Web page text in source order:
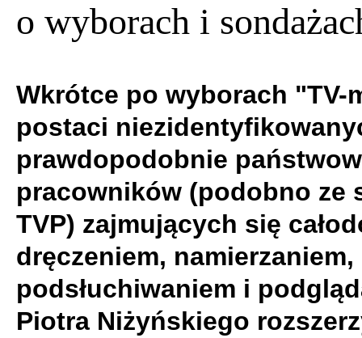
o wyborach i
Wkrótce po wyborach "TV-
postaci
prawdopodobnie
pracowników (podobno ze
TVP) zajmujących się
dręczeniem, namierzaniem,
podsłuchiwaniem i
Piotra Niżyńskiego